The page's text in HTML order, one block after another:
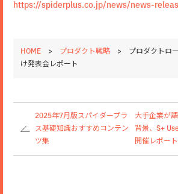
https://spiderplus.co.jp/news/news-
HOME > プロダクト戦略 >
プロダクトロ
け発表会レポート
2025年7月版スパイダープラ
ス基礎知識おすすめコンテン
ツ集
大手企業が
背景、S+
開催レポート